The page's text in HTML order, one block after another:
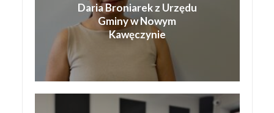
Daria Broniarek z Urzędu
Gminy w Nowym
Kawęczynie